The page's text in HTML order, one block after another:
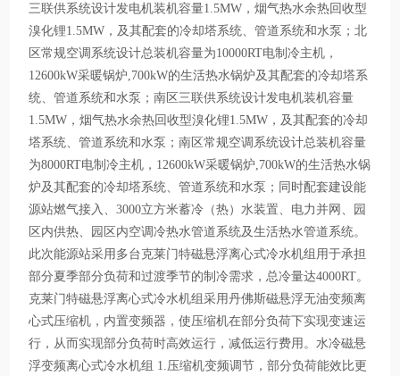
三联供系统设计发电机装机容量1.5MW，烟气热水余热回收型
溴化锂1.5MW，及其配套的冷却塔系统、管道系统和水泵；北
区常规空调系统设计总装机容量为10000RT电制冷主机，
12600kW采暖锅炉,700kW的生活热水锅炉及其配套的冷却塔系
统、管道系统和水泵；南区三联供系统设计发电机装机容量
1.5MW，烟气热水余热回收型溴化锂1.5MW，及其配套的冷却
塔系统、管道系统和水泵；南区常规空调系统设计总装机容量
为8000RT电制冷主机，12600kW采暖锅炉,700kW的生活热水锅
炉及其配套的冷却塔系统、管道系统和水泵；同时配套建设能
源站燃气接入、3000立方米蓄冷（热）水装置、电力并网、园
区内供热、园区内空调冷热水管道系统及生活热水管道系统。
此次能源站采用多台克莱门特磁悬浮离心式冷水机组用于承担
部分夏季部分负荷和过渡季节的制冷需求，总冷量达4000RT。
克莱门特磁悬浮离心式冷水机组采用丹佛斯磁悬浮无油变频离
心式压缩机，内置变频器，使压缩机在部分负荷下实现变速运
行，从而实现部分负荷时高效运行，减低运行费用。水冷磁悬
浮变频离心式冷水机组 1.压缩机变频调节，部分负荷能效比更